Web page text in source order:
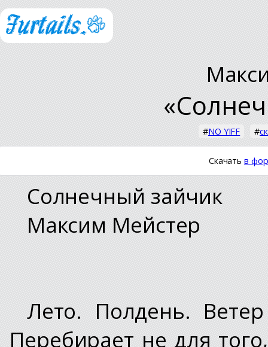
#NO YIFF #
Скачатьв
Солнечный зайчик
Максим Мейстер
Лето. Полдень.
Перебирает не для